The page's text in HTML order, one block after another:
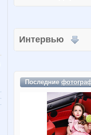
Интервью
Последние